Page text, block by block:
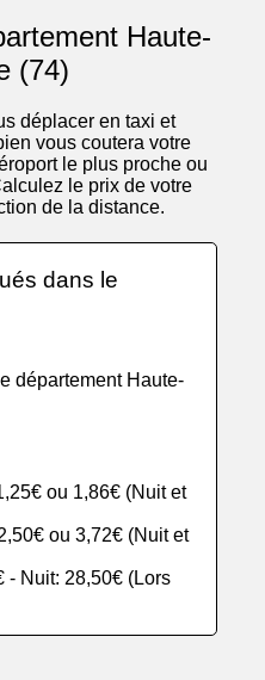
Haute-
(74)
déplacer en taxi et
vous coutera votre
le plus proche ou
le prix de votre
de la distance.
dans le
département Haute-
ou 1,86€ (Nuit et
ou 3,72€ (Nuit et
- Nuit: 28,50€ (Lors